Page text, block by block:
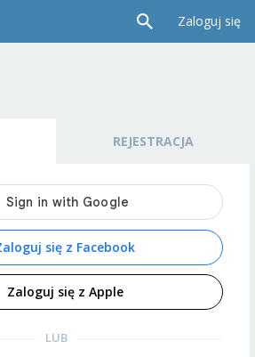
Zaloguj się
REJESTRACJA
się z Facebook
Zaloguj się z Apple
LUB